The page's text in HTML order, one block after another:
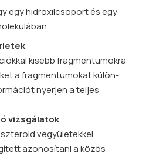
egy hidroxilcsoport és egy
kisebb fragmentumokra
a fragmentumokat külön-
nyerjen a teljes
vizsgálatok
vegyületekkel
azonosítani a közös